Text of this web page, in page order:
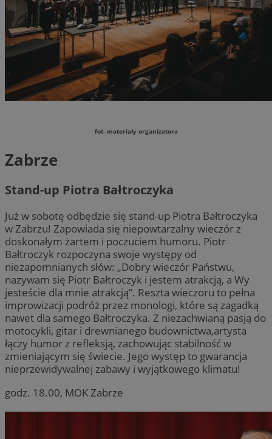
fot. materiały organizatora
Zabrze
Stand-up Piotra Bałtroczyka
Już w sobotę odbędzie się stand-up Piotra Bałtroczyka
w Zabrzu! Zapowiada się niepowtarzalny wieczór z
doskonałym żartem i poczuciem humoru. Piotr
Bałtroczyk rozpoczyna swoje występy od
niezapomnianych słów: „Dobry wieczór Państwu,
nazywam się Piotr Bałtroczyk i jestem atrakcją, a Wy
jesteście dla mnie atrakcją”. Reszta wieczoru to pełna
improwizacji podróż przez monologi, które są zagadką
nawet dla samego Bałtroczyka. Z niezachwianą pasją do
motocykli, gitar i drewnianego budownictwa,artysta
łączy humor z refleksją, zachowując stabilność w
zmieniającym się świecie. Jego występ to gwarancja
nieprzewidywalnej zabawy i wyjątkowego klimatu!
godz. 18.00, MOK Zabrze